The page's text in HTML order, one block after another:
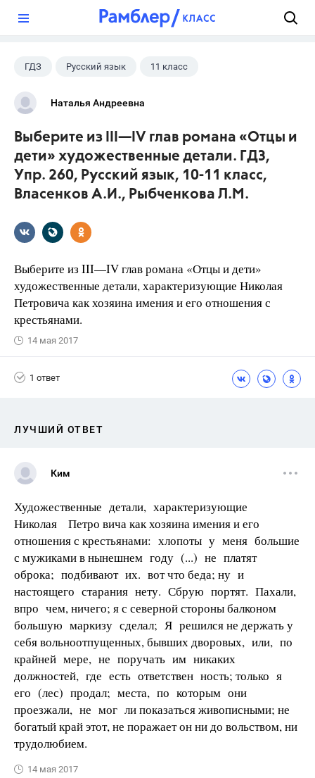
ГДЗ Русский язык 11 класс
10 класс
Наталья Андреевна
Выберите из III—IV глав романа «Отцы и
дети» художественные детали. ГДЗ,
Упр. 260, Русский язык, 10-11 класс,
Власенков А.И., Рыбченкова Л.М.
Выберите из III—IV глав романа «Отцы и дети»
художественные детали, характеризующие Николая
Петровича как хозяина имения и его отношения с
крестьянами.
14 мая 2017
1 ответ
ЛУЧШИЙ ОТВЕТ
Ким
Художественные детали, характеризующие
Николая Петро­ вича как хозяина имения и его
отношения с крестьянами: хлопоты у меня большие
с мужиками в нынешнем году (...) не платят
оброка; подбивают их. вот что беда; ну и
настоящего старания нету. Сбрую портят. Пахали,
впро­ чем, ничего; я с северной стороны балконом
большую маркизу сделал; Я решился не держать у
себя вольноотпущенных, бывших дворовых, или, по
крайней мере, не поручать им никаких
должностей, где есть ответствен­ ность; только я
его (лес) продал; места, по которым они
проезжали, не мог­ ли показаться живописными; не
богатый край этот, не поражает он ни до­ вольством, ни
трудолюбием.
14 мая 2017